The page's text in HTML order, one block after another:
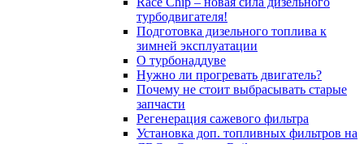
турбодвигателя!
Подготовка дизельного топлива к
зимней эксплуатации
О турбонаддуве
Нужно ли прогревать двигатель?
Почему не стоит выбрасывать старые
запчасти
Регенерация сажевого фильтра
Установка доп. топливных фильтров на